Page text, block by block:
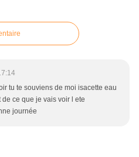
tu te souviens de moi isacette eau
ce que je vais voir l ete
journée